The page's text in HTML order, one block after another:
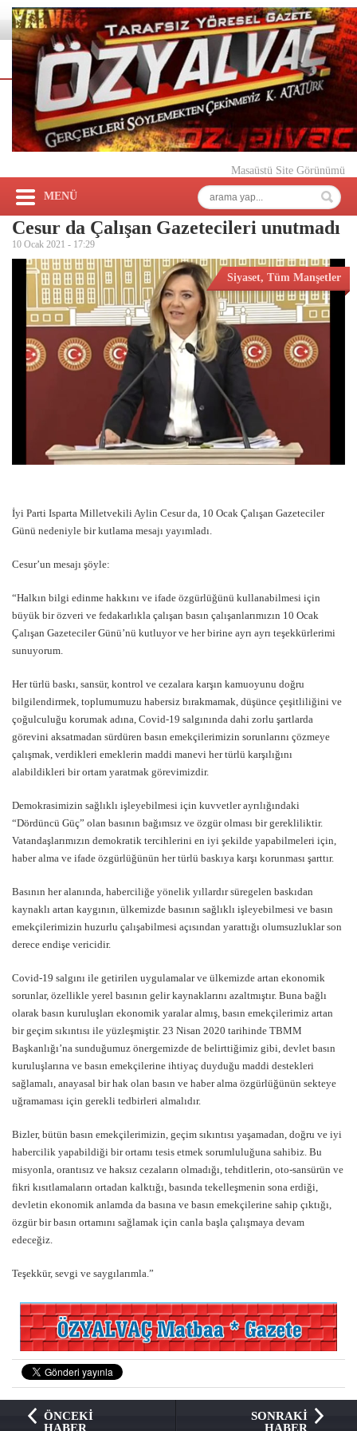
Masaüstü Site Görünümü
MENÜ
Cesur da Çalışan Gazetecileri unutmadı
10 Ocak 2021 - 17:29
Siyaset, Tüm Manşetler
İyi Parti Isparta Milletvekili Aylin Cesur da, 10 Ocak Çalışan Gazeteciler
Günü nedeniyle bir kutlama mesajı yayımladı.
Cesur’un mesajı şöyle:
“Halkın bilgi edinme hakkını ve ifade özgürlüğünü kullanabilmesi için
büyük bir özveri ve fedakarlıkla çalışan basın çalışanlarımızın 10 Ocak
Çalışan Gazeteciler Günü’nü kutluyor ve her birine ayrı ayrı teşekkürlerimi
sunuyorum.
Her türlü baskı, sansür, kontrol ve cezalara karşın kamuoyunu doğru
bilgilendirmek, toplumumuzu habersiz bırakmamak, düşünce çeşitliliğini ve
çoğulculuğu korumak adına, Covid-19 salgınında dahi zorlu şartlarda
görevini aksatmadan sürdüren basın emekçilerimizin sorunlarını çözmeye
çalışmak, verdikleri emeklerin maddi manevi her türlü karşılığını
alabildikleri bir ortam yaratmak görevimizdir.
Demokrasimizin sağlıklı işleyebilmesi için kuvvetler ayrılığındaki
“Dördüncü Güç” olan basının bağımsız ve özgür olması bir gerekliliktir.
Vatandaşlarımızın demokratik tercihlerini en iyi şekilde yapabilmeleri için,
haber alma ve ifade özgürlüğünün her türlü baskıya karşı korunması şarttır.
Basının her alanında, haberciliğe yönelik yıllardır süregelen baskıdan
kaynaklı artan kaygının, ülkemizde basının sağlıklı işleyebilmesi ve basın
emekçilerimizin huzurlu çalışabilmesi açısından yarattığı olumsuzluklar son
derece endişe vericidir.
Covid-19 salgını ile getirilen uygulamalar ve ülkemizde artan ekonomik
sorunlar, özellikle yerel basının gelir kaynaklarını azaltmıştır. Buna bağlı
olarak basın kuruluşları ekonomik yaralar almış, basın emekçilerimiz artan
bir geçim sıkıntısı ile yüzleşmiştir. 23 Nisan 2020 tarihinde TBMM
Başkanlığı’na sunduğumuz önergemizde de belirttiğimiz gibi, devlet basın
kuruluşlarına ve basın emekçilerine ihtiyaç duyduğu maddi destekleri
sağlamalı, anayasal bir hak olan basın ve haber alma özgürlüğünün sekteye
uğramaması için gerekli tedbirleri almalıdır.
Bizler, bütün basın emekçilerimizin, geçim sıkıntısı yaşamadan, doğru ve iyi
habercilik yapabildiği bir ortamı tesis etmek sorumluluğuna sahibiz. Bu
misyonla, orantısız ve haksız cezaların olmadığı, tehditlerin, oto-sansürün ve
fikri kısıtlamaların ortadan kalktığı, basında tekelleşmenin sona erdiği,
devletin ekonomik anlamda da basına ve basın emekçilerine sahip çıktığı,
özgür bir basın ortamını sağlamak için canla başla çalışmaya devam
edeceğiz.
Teşekkür, sevgi ve saygılarımla.”
ÖNCEKİ
HABER
SONRAKİ
HABER